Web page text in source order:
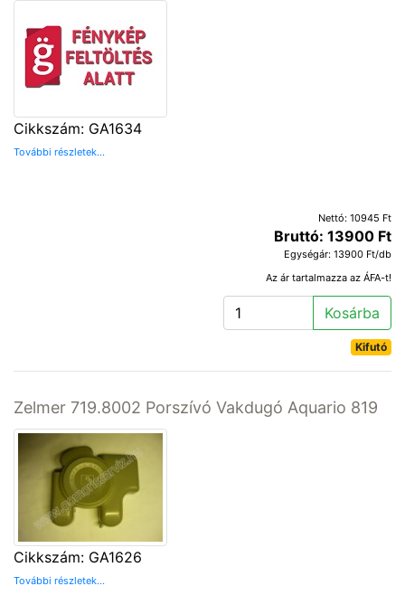
Cikkszám: GA1634
További részletek...
Nettó: 10945 Ft
Bruttó: 13900 Ft
Egységár: 13900 Ft/db
Az ár tartalmazza az ÁFA-t!
Kosárba
Kifutó
Zelmer 719.8002 Porszívó Vakdugó Aquario 819
Cikkszám: GA1626
További részletek...